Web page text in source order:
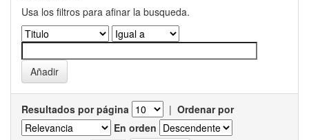
Usa los filtros para afinar la busqueda.
Resultados por página | Ordenar por
En orden